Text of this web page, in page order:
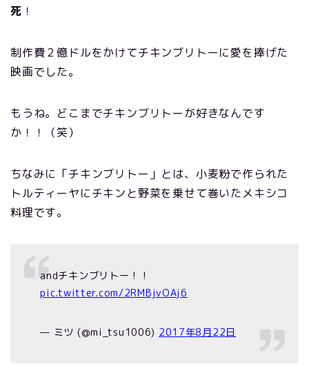
死 ！
制作費２億ドルをかけてチキンブリトーに愛を捧げた
映画でした。
もうね。どこまでチキンブリトーが好きなんです
か！！（笑）
ちなみに「チキンブリトー」とは、小麦粉で作られた
トルティーヤにチキンと野菜を乗せて巻いたメキシコ
料理です。
andチキンブリトー！！
pic.twitter.com/2RMBjvOAj6
— ミツ (@mi_tsu1006) 2017年8月22日